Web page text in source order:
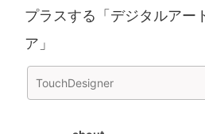
プラスする「デジタルアー
ア」